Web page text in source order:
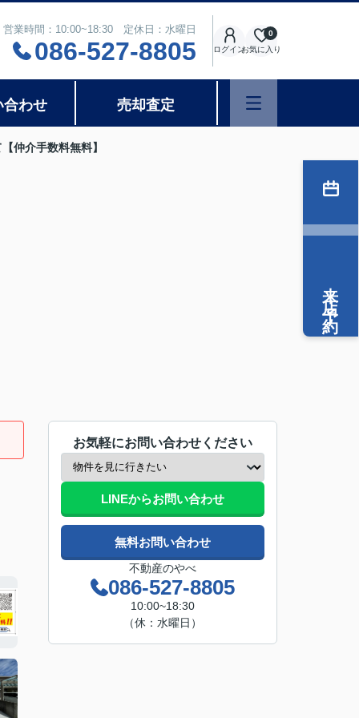
営業時間：10:00~18:30 定休日：水曜日
086-527-8805 ログインお気に入り
0
合わせ 売却査定
仲介手数料無料】
お気軽にお問い合わせください
LINEからお問い合わせ
無料お問い合わせ
不動産のやべ
086-527-8805
10:00~18:30
（休：水曜日）
来店予約